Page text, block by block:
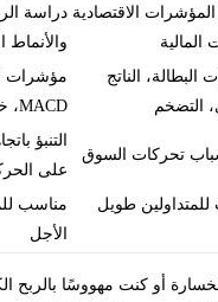
الاقتصادية
المالية
دراسة
والأنماط
الناتج
التضخم
MACD، خطوط الاتجاه
تحركات السوق
التنبؤ
على
طويل
مناسب
الأجل
أو كنت مهووسًا بالربح